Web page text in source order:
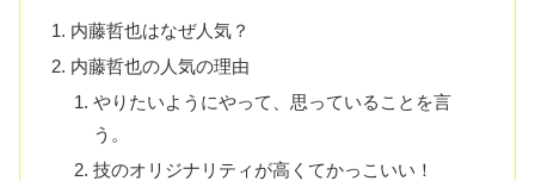
内藤哲也はなぜ人気？
内藤哲也の人気の理由
やりたいようにやって、思っていることを言
う。
技のオリジナリティが高くてかっこいい！